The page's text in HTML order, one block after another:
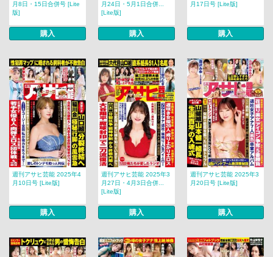
月8日・15日合併号 [Lite
版]
購入
月24日・5月1日合併...
[Lite版]
購入
月17日号 [Lite版]
購入
週刊アサヒ芸能 2025年4
月10日号 [Lite版]
購入
週刊アサヒ芸能 2025年3
月27日・4月3日合併...
[Lite版]
購入
週刊アサヒ芸能 2025年3
月20日号 [Lite版]
購入